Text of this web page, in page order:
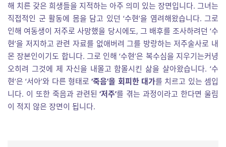
해 치른 갖은 희생들을 지적하는 아주 의미 있는 장면입니다. 그녀는
직접적인 군 활동에 몸을 담고 있던 ‘수현’을 염려해왔습니다. 그로
인해 여동생이 저주로 사망했을 당시에도, 그 배후를 조사하려던 ‘수
현’을 저지하고 관련 자료를 없애버려 그를 방랑하는 저주술사로 내
몬 장본인이기도 합니다. 그로 인해 ‘수현’은 복수심을 지우기는커녕
오히려 그것에 제 자신을 내몰고 함몰시킨 삶을 살아왔습니다. ‘수
현’은 ‘서아’와 다른 형태로 ‘죽음’을 회피한 대가를 치르고 있는 셈입
니다. 이 또한 죽음과 관련된 ‘저주’를 겪는 과정이라고 한다면 울림
이 적지 않은 장면이 됩니다.